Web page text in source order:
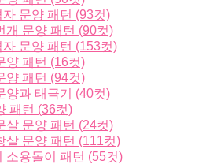
자 문양 패턴 (93컷)
개 문양 패턴 (90컷)
문양 패턴 (153컷)
양 패턴 (16컷)
양 패턴 (94컷)
양과 태극기 (40컷)
패턴 (36컷)
살 문양 패턴 (24컷)
살 문양 패턴 (111컷)
소용돌이 패턴 (55컷)